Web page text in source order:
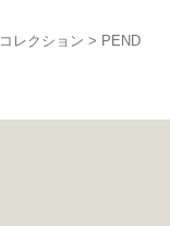
コレクション > PEND